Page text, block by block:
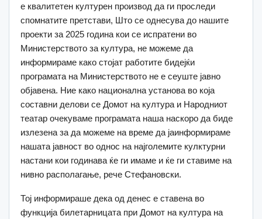
е квалитетен културен производ да ги проследи
спомнатите претстави, Што се однесува до нашите
проекти за 2025 година кои се испратени во
Министерството за култура, не можеме да
информираме како стојат работите бидејќи
програмата на Министерството не е сеуште јавно
објавена. Ние како национална установа во која
составни делови се Домот на култура и Народниот
театар очекуваме програмата наша наскоро да биде
излезена за да можеме на време да јаинформираме
нашата јавност во однос на најголемите кулктурни
настани кои годинава ќе ги имаме и ќе ги ставиме на
нивно располагање, рече Стефановски.
Тој информираше дека од денес е ставена во
функција билетарницата при Домот на култура на